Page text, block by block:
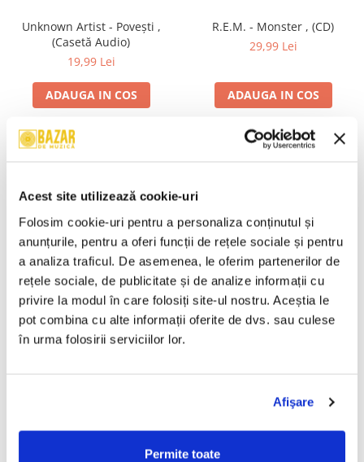
Acest site utilizează cookie-uri
Folosim cookie-uri pentru a personaliza conținutul și
anunțurile, pentru a oferi funcții de rețele sociale și pentru
a analiza traficul. De asemenea, le oferim partenerilor de
rețele sociale, de publicitate și de analize informații cu
privire la modul în care folosiți site-ul nostru. Aceștia le
pot combina cu alte informații oferite de dvs. sau culese
în urma folosirii serviciilor lor.
Afişare
Permite toate
Unknown Artist - Povești ,
(Casetă Audio)
19,99 Lei
ADAUGA IN COS
R.E.M. - Monster , (CD)
29,99 Lei
ADAUGA IN COS
Irina Rimes – Acasă , (Disc
ADAUGA IN COS
Mădălina Manole - Dulce De
ADAUGA IN COS
Taraful de la Vărbilău –
Povestea de la Vărbilău – -
Electrecord, (Disc Vinil)
189,00 Lei
ADAUGA IN COS
Fugees - The Score (CD)
50,00 Lei
150,00 Lei
Vinil)
220,00 Lei